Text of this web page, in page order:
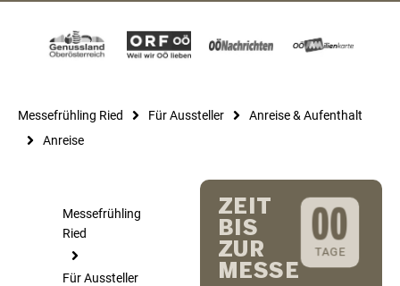
Messefrühling Ried Für Aussteller
Anreise & Aufenthalt
Anreise
Messefrühling
Ried
Für Aussteller
ZEIT
BIS
ZUR
MESSE
00
TAGE